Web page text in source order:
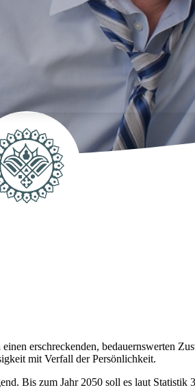
erschreckenden, bedauernswerten
mit Verfall der Persönlichkeit.
Bis zum Jahr 2050 soll es laut Statistik